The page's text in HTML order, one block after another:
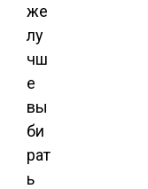
же
лу
чш
е
вы
би
рат
ь